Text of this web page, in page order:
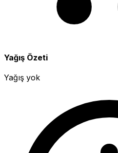
Yağış Özeti
Yağış yok